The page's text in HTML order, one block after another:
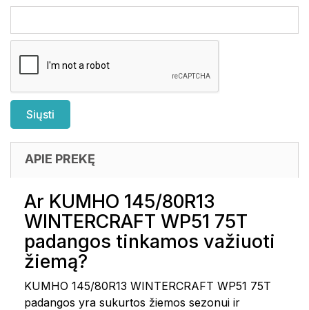
APIE PREKĘ
Ar KUMHO 145/80R13
WINTERCRAFT WP51 75T
padangos tinkamos važiuoti
žiemą?
KUMHO 145/80R13 WINTERCRAFT WP51 75T
padangos yra sukurtos žiemos sezonui ir